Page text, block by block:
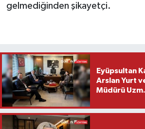
gelmediğinden şikayetçi.
Eyüpsultan
Arslan Yurt
Müdürü
Ziyareti